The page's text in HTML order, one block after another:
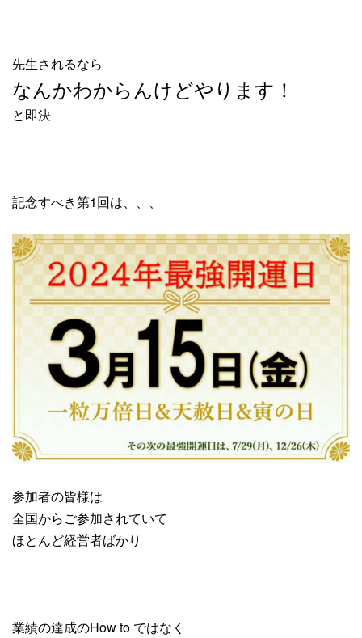
先生されるなら
なんかわからんけどやります！
と即決
記念すべき第1回は、、、
参加者の皆様は
全国からご参加されていて
ほとんど経営者ばかり
業績の達成のHow to ではなく